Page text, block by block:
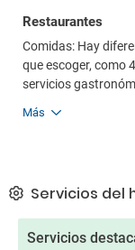
Restaurantes
Comidas: Hay
que escoger, como
servicios
Más
Servicios del
Servicios